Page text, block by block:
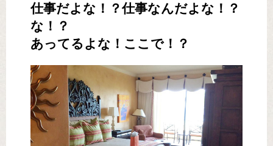
仕事だよな！？仕事なんだよな！？
な！？
あってるよな！ここで！？